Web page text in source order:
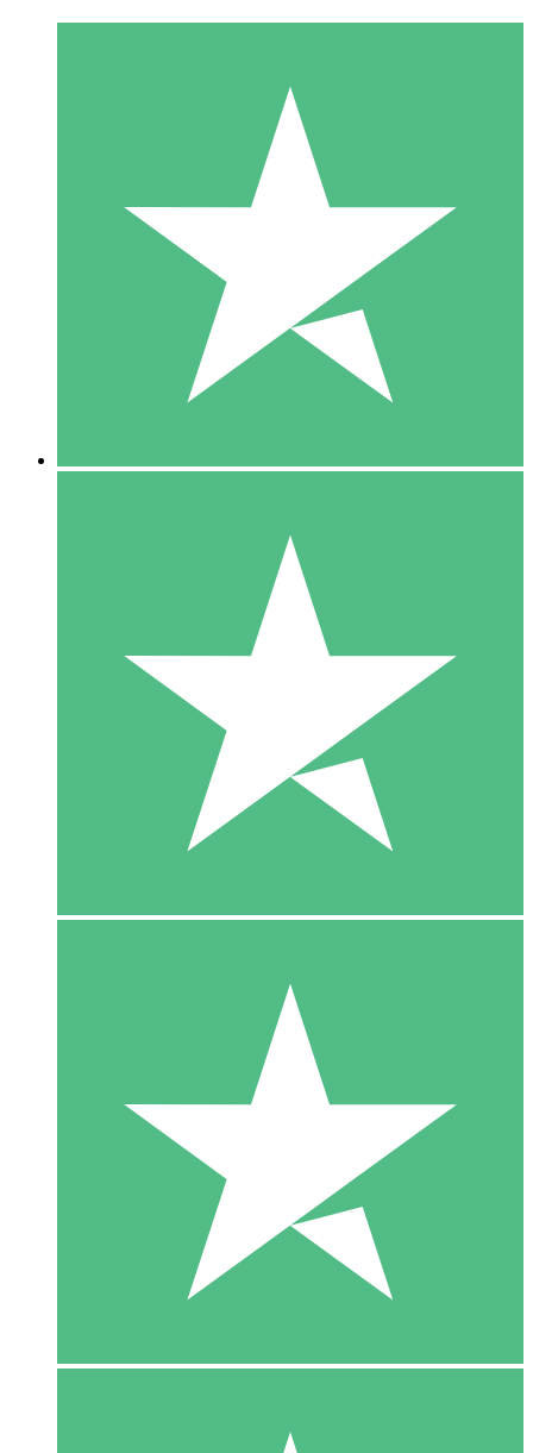
Paquetes de Créditos Individuales
Paga según el uso con créditos de descarga. Sin compromiso
10 00
10 Descargas
20 00